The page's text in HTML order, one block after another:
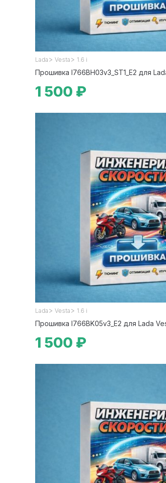
Lada > Vesta > 1.6 i
Прошивка I766BH03v3_ST1_E2 для
1 500 ₽
Lada > Vesta > 1.6 i
Прошивка I766BK05v3_E2 для Lada
1 500 ₽